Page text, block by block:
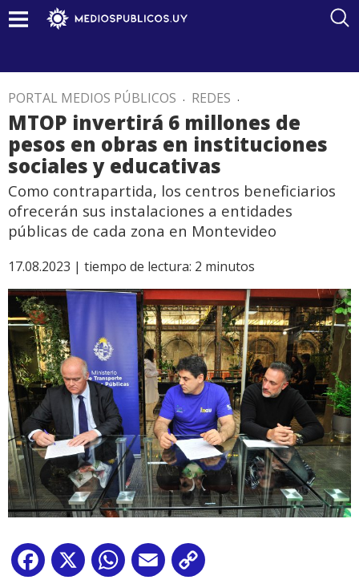
PORTAL MEDIOS PÚBLICOS . REDES .
MTOP invertirá 6 millones de
pesos en obras en instituciones
sociales y educativas
Como contrapartida, los centros beneficiarios
ofrecerán sus instalaciones a entidades
públicas de cada zona en Montevideo
17.08.2023 | tiempo de lectura: 2 minutos
Facebook
X WhatsApp
Email